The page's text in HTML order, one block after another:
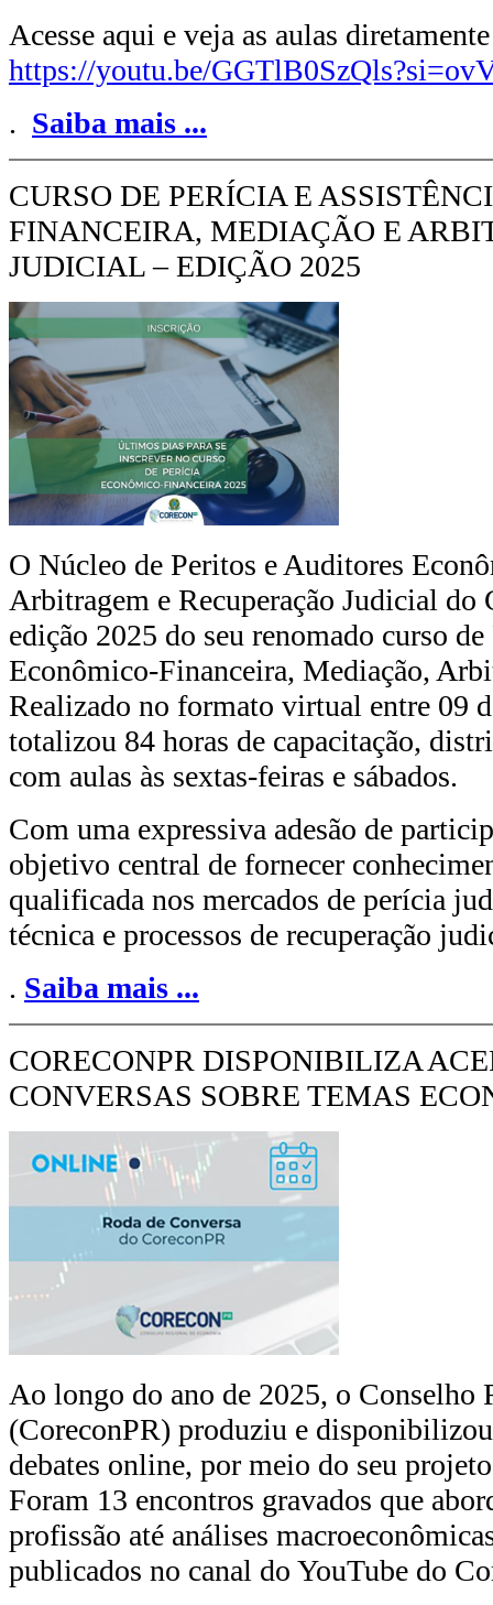
Acesse aqui e veja as aulas
https://youtu.be/
. Saiba mais ...
CURSO DE PERÍCIA E
FINANCEIRA, MEDIAÇÃO E
JUDICIAL – EDIÇÃO 2025
O Núcleo de Peritos e Auditores
Arbitragem e Recuperação Judicial do
edição 2025 do seu renomado curso
Econômico-Financeira, Mediação,
Realizado no formato virtual entre 09
totalizou 84 horas de capacitação,
com aulas às sextas-feiras e sábados.
Com uma expressiva adesão de
objetivo central de fornecer
qualificada nos mercados de perícia
técnica e processos de recuperação
. Saiba mais ...
CORECONPR DISPONIBILIZA
CONVERSAS SOBRE TEMAS
Ao longo do ano de 2025, o Conselho
(CoreconPR) produziu e
debates online, por meio do seu
Foram 13 encontros gravados que
profissão até análises
publicados no canal do YouTube do